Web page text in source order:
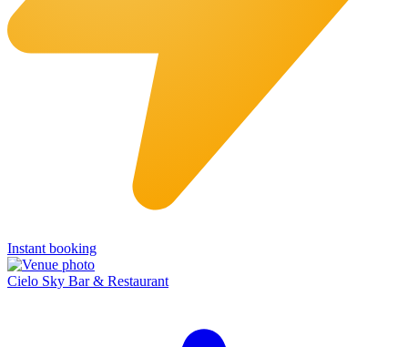
Instant booking
Cielo Sky Bar & Restaurant